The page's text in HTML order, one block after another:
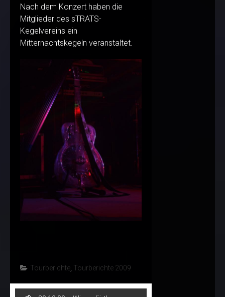
Nach dem Konzert haben die
Mitglieder des sTRATS-
Kegelvereins ein
Mitternachtskegeln veranstaltet.
Tourberichte Tourberichte 2009
Post